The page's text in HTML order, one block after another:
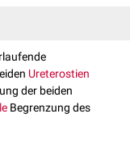
Ureterostien
der beiden
Begrenzung des